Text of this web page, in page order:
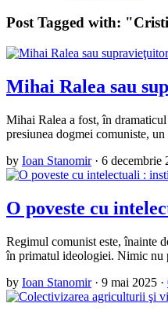
Post Tagged with:
Mihai Ralea sau
Mihai Ralea a fost, în
presiunea dogmei comuniste,
by Ioan Stanomir · 6 decembrie
O poveste cu
Regimul comunist este, înainte
în primatul ideologiei. Nimic nu
by Ioan Stanomir · 9 mai 2025 ·